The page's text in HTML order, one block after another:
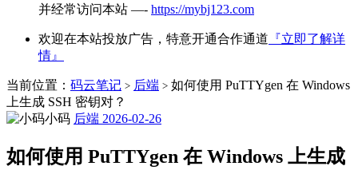
并经常访问本站 —- https://mybj123.com
欢迎在本站投放广告，特意开通合作通道 『立即了解详
情』
当前位置： 码云笔记 > 后端 > 如何使用 PuTTYgen 在 Windows
上生成 SSH 密钥对？
小码 后端 2026-02-26
如何使用 PuTTYgen 在 Windows 上生成